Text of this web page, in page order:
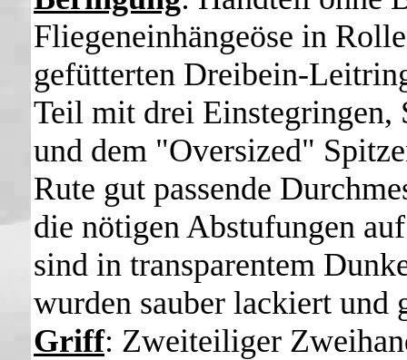
Fliegeneinhängeöse in
gefütterten Dreibein-
Teil mit drei
und dem "Oversized"
Rute gut passende
die nötigen Abstufungen
sind in transparentem
wurden sauber lackiert und
Griff: Zweiteiliger